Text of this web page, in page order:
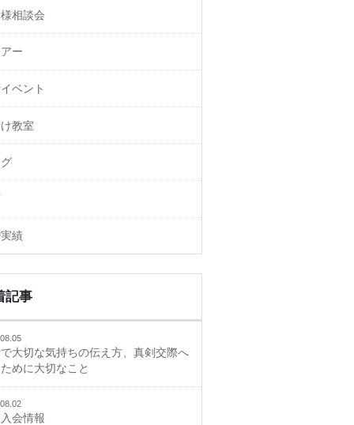
相談会
ー
ベント
教室
績
記事
大切な気持ちの伝え方、真剣交際へ
めに大切なこと
会情報